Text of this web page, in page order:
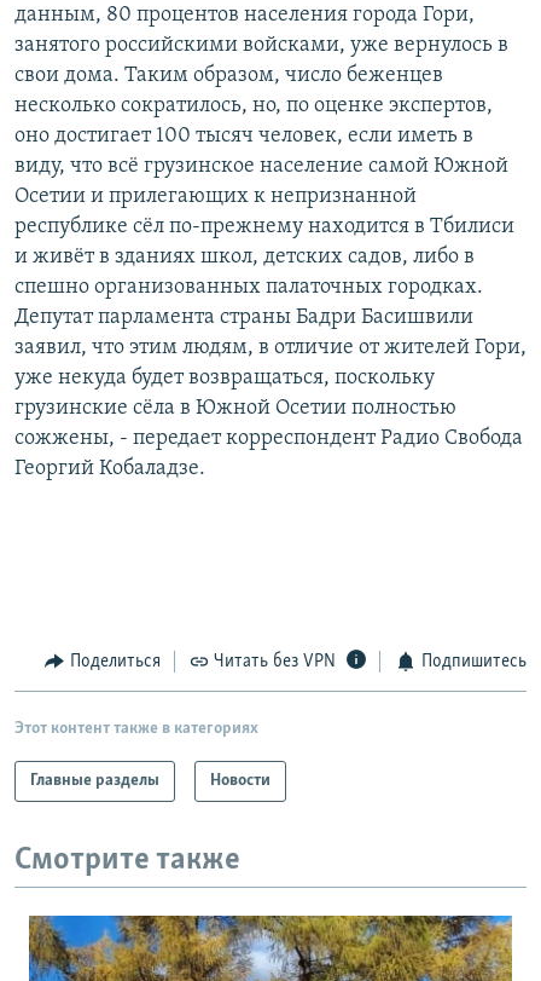
данным, 80 процентов населения города Гори,
занятого российскими войсками, уже вернулось в
свои дома. Таким образом, число беженцев
несколько сократилось, но, по оценке экспертов,
оно достигает 100 тысяч человек, если иметь в
виду, что всё грузинское население самой Южной
Осетии и прилегающих к непризнанной
республике сёл по-прежнему находится в Тбилиси
и живёт в зданиях школ, детских садов, либо в
спешно организованных палаточных городках.
Депутат парламента страны Бадри Басишвили
заявил, что этим людям, в отличие от жителей Гори,
уже некуда будет возвращаться, поскольку
грузинские сёла в Южной Осетии полностью
сожжены, - передает корреспондент Радио Свобода
Георгий Кобаладзе.
Поделиться Читать без VPN Подпишитесь
Этот контент также в категориях
Главные разделы Новости
Смотрите также